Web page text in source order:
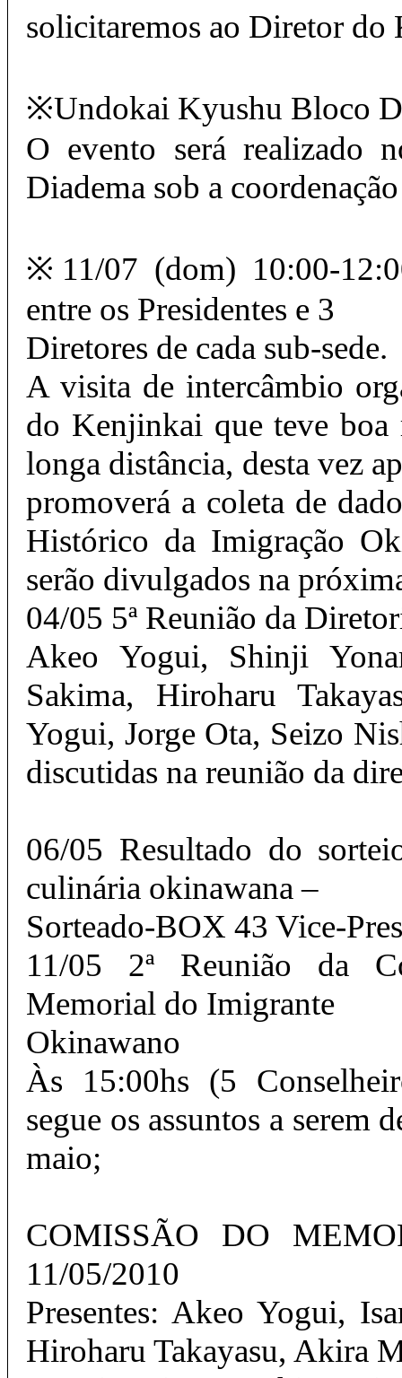
solicitaremos ao Diretor
※Undokai Kyushu Bloco
O evento será realizado
Diadema sob a
※11/07 (dom) 10:00-
entre os Presidentes e 3
Diretores de cada sub-sede.
A visita de intercâmbio
do Kenjinkai que teve boa
longa distância, desta vez
promoverá a coleta de
Histórico da Imigração
serão divulgados na
04/05 5ª Reunião da
Akeo Yogui, Shinji
Sakima, Hiroharu
Yogui, Jorge Ota, Seizo
discutidas na reunião da
06/05 Resultado do
culinária okinawana –
Sorteado-BOX 43 Vice-
11/05 2ª Reunião da
Memorial do Imigrante
Okinawano
Às 15:00hs (5
segue os assuntos a serem
maio;
COMISSÃO DO
11/05/2010
Presentes: Akeo Yogui,
Hiroharu Takayasu, Akira